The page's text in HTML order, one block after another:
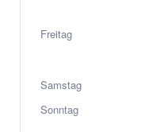
Freitag
Samstag
Sonntag